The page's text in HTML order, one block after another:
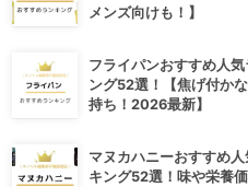
メンズ向けも！】
フライパンおすすめ人気
ング52選！【焦げ付か
持ち！2026最新】
マヌカハニーおすすめ
キング52選！味や栄養